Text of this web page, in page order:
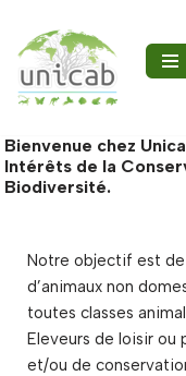
Aller
au
contenu
Bienvenue chez
Intérêts de la
Biodiversité.
Notre objectif est de
d’animaux non
toutes classes
Eleveurs de loisir ou
et/ou de